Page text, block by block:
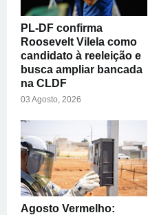
PL-DF confirma
Roosevelt Vilela como
candidato à reeleição e
busca ampliar bancada
na CLDF
03 Agosto, 2026
Agosto Vermelho: